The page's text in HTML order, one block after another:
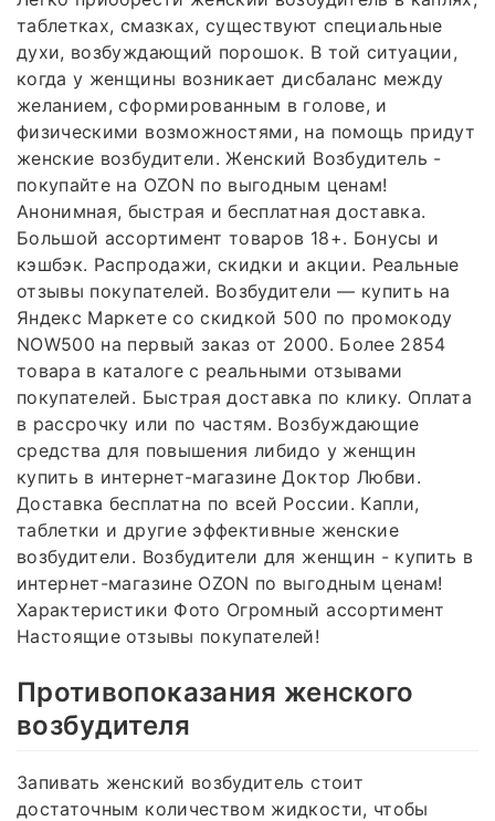
таблетках, смазках, существуют специальные
духи, возбуждающий порошок. В той ситуации,
когда у женщины возникает дисбаланс между
желанием, сформированным в голове, и
физическими возможностями, на помощь придут
женские возбудители. Женский Возбудитель -
покупайте на OZON по выгодным ценам!
Анонимная, быстрая и бесплатная доставка.
Большой ассортимент товаров 18+. Бонусы и
кэшбэк. Распродажи, скидки и акции. Реальные
отзывы покупателей. Возбудители — купить на
Яндекс Маркете со скидкой 500 по промокоду
NOW500 на первый заказ от 2000. Более 2854
товара в каталоге с реальными отзывами
покупателей. Быстрая доставка по клику. Оплата
в рассрочку или по частям. Возбуждающие
средства для повышения либидо у женщин
купить в интернет-магазине Доктор Любви.
Доставка бесплатна по всей России. Капли,
таблетки и другие эффективные женские
возбудители. Возбудители для женщин - купить в
интернет-магазине OZON по выгодным ценам!
Характеристики Фото Огромный ассортимент
Настоящие отзывы покупателей!
Противопоказания женского
возбудителя
Запивать женский возбудитель стоит
достаточным количеством жидкости, чтобы